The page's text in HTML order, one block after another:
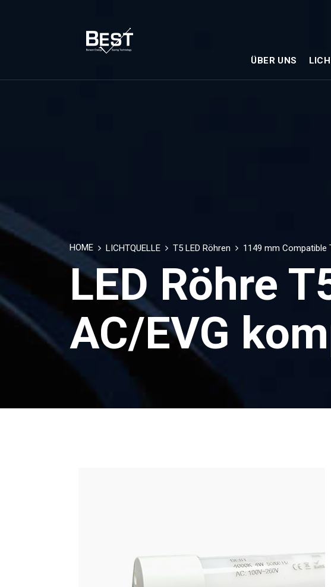
ÜBER UNS
HOME LICHTQUELLE T5 LED Röhren 1149 mm Compatible
LED Röhre
AC/EVG